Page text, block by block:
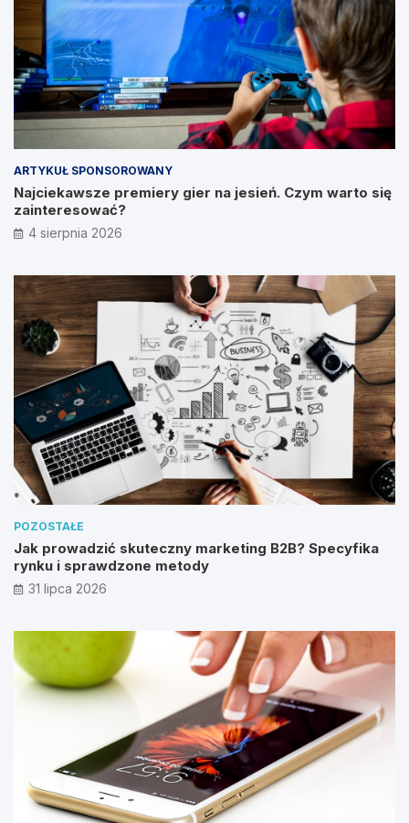
ARTYKUŁ SPONSOROWANY
Najciekawsze premiery gier na jesień. Czym warto się
zainteresować?
4 sierpnia 2026
POZOSTAŁE
Jak prowadzić skuteczny marketing B2B? Specyfika
rynku i sprawdzone metody
31 lipca 2026